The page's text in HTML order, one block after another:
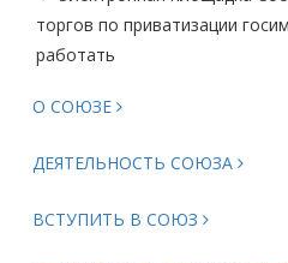
торгов по приватизации
работать
О СОЮЗЕ
ДЕЯТЕЛЬНОСТЬ СОЮЗА
ВСТУПИТЬ В СОЮЗ